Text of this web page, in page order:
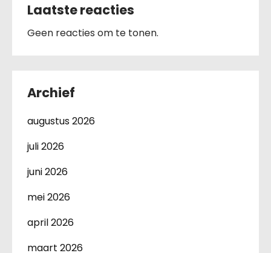
Laatste reacties
Geen reacties om te tonen.
Archief
augustus 2026
juli 2026
juni 2026
mei 2026
april 2026
maart 2026